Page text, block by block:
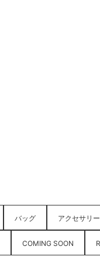
バッグ アクセサリー
COMING SOON